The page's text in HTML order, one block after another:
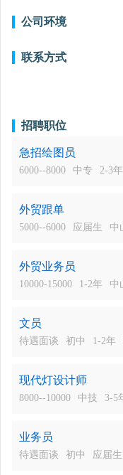
公司环境
联系方式
招聘职位
急招绘图员
6000--8000 中专 2-3年
外贸跟单
5000--6000 应届生 中
外贸业务员
10000-15000 1-2年 中
文员
待遇面谈 初中 1-2年
现代灯设计师
8000--10000 中技 3-5
业务员
待遇面谈 初中 应届生